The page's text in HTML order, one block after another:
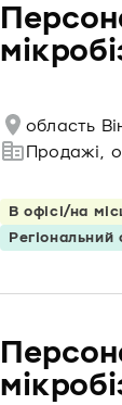
область
Продажі,
В офісі/на
Регіональний